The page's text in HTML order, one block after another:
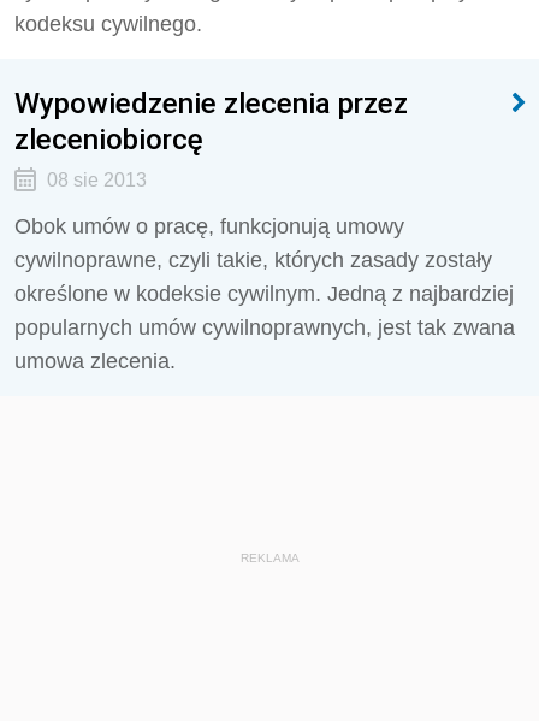
kodeksu cywilnego.
Wypowiedzenie zlecenia przez
zleceniobiorcę
08 sie 2013
Obok umów o pracę, funkcjonują umowy
cywilnoprawne, czyli takie, których zasady zostały
określone w kodeksie cywilnym. Jedną z najbardziej
popularnych umów cywilnoprawnych, jest tak zwana
umowa zlecenia.
REKLAMA